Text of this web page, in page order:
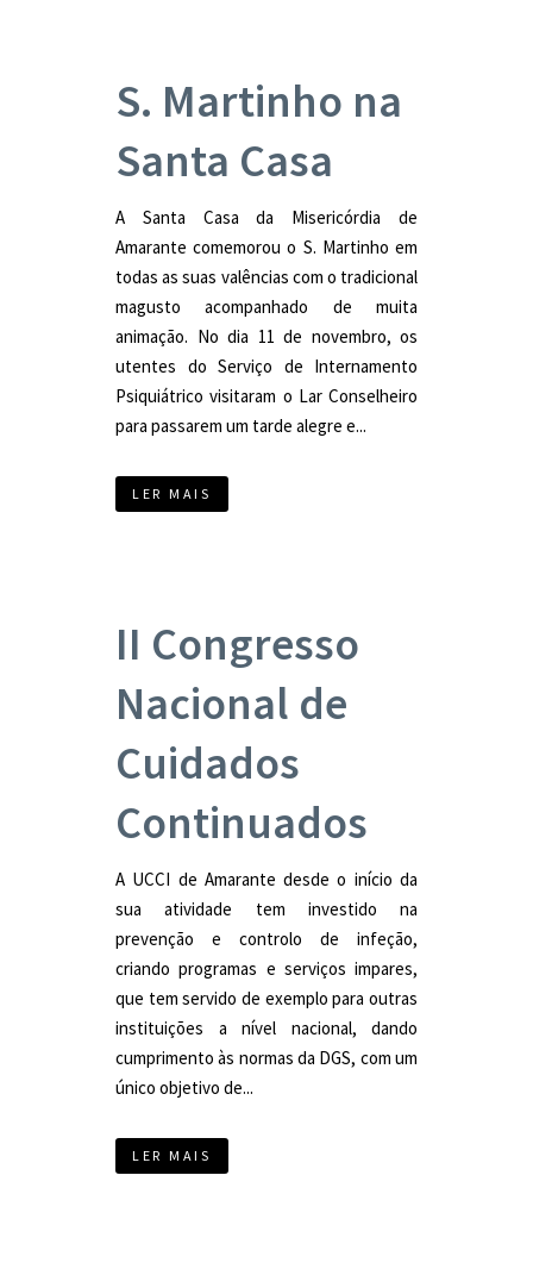
S. Martinho na
Santa Casa
A Santa Casa da Misericórdia de
Amarante comemorou o S. Martinho em
todas as suas valências com o tradicional
magusto acompanhado de muita
animação. No dia 11 de novembro, os
utentes do Serviço de Internamento
Psiquiátrico visitaram o Lar Conselheiro
para passarem um tarde alegre e...
LER MAIS
II Congresso
Nacional de
Cuidados
Continuados
A UCCI de Amarante desde o início da
sua atividade tem investido na
prevenção e controlo de infeção,
criando programas e serviços impares,
que tem servido de exemplo para outras
instituições a nível nacional, dando
cumprimento às normas da DGS, com um
único objetivo de...
LER MAIS